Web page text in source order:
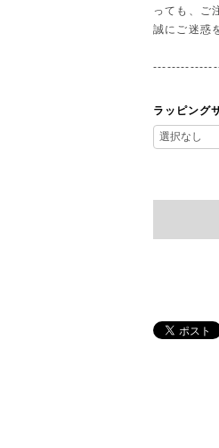
っても、ご
誠にご迷惑
ラッピング